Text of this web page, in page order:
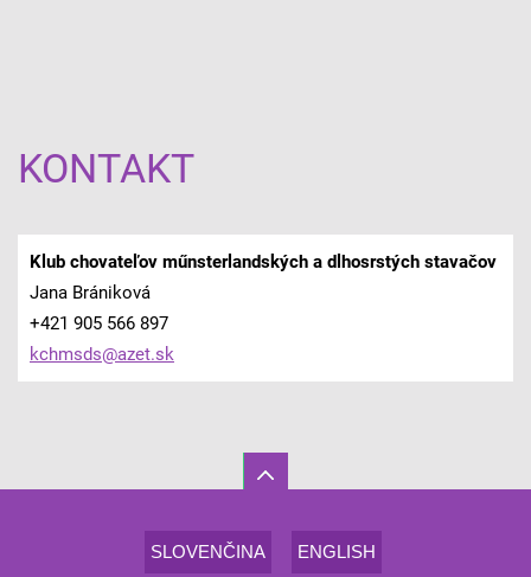
KONTAKT
Klub chovateľov műnsterlandských a dlhosrstých stavačov
Jana Brániková
+421 905 566 897
kchmsds@azet.sk
SLOVENČINA ENGLISH